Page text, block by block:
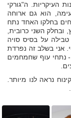
העיקריות. ה"גורקי
הוא גם ארוחה
בחלקו האחד נתח
ובחלק השני כרובית,
על בסיס סויה
אני בשלב זה נפרדת
- נתחי עוף שחמחמים
נראה לנו מיותר.